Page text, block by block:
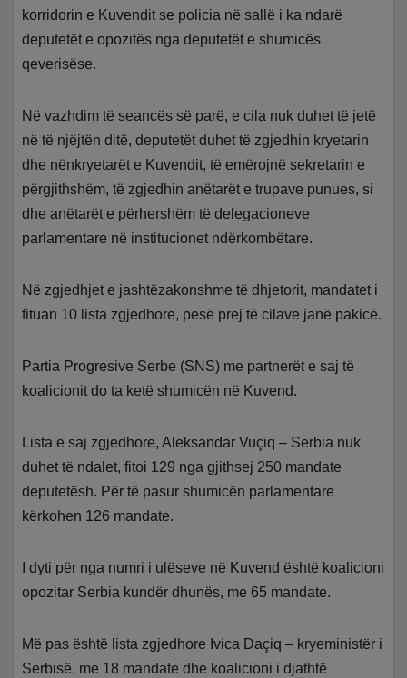
korridorin e Kuvendit se policia në sallë i ka ndarë
deputetët e opozitës nga deputetët e shumicës
qeverisëse.
Në vazhdim të seancës së parë, e cila nuk duhet të jetë
në të njëjtën ditë, deputetët duhet të zgjedhin kryetarin
dhe nënkryetarët e Kuvendit, të emërojnë sekretarin e
përgjithshëm, të zgjedhin anëtarët e trupave punues, si
dhe anëtarët e përhershëm të delegacioneve
parlamentare në institucionet ndërkombëtare.
Në zgjedhjet e jashtëzakonshme të dhjetorit, mandatet i
fituan 10 lista zgjedhore, pesë prej të cilave janë pakicë.
Partia Progresive Serbe (SNS) me partnerët e saj të
koalicionit do ta ketë shumicën në Kuvend.
Lista e saj zgjedhore, Aleksandar Vuçiq – Serbia nuk
duhet të ndalet, fitoi 129 nga gjithsej 250 mandate
deputetësh. Për të pasur shumicën parlamentare
kërkohen 126 mandate.
I dyti për nga numri i ulëseve në Kuvend është koalicioni
opozitar Serbia kundër dhunës, me 65 mandate.
Më pas është lista zgjedhore Ivica Daçiq – kryeministër i
Serbisë, me 18 mandate dhe koalicioni i djathtë